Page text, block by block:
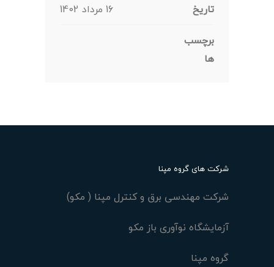
تاریخ
16 مرداد 1402
برچسب
ها
شرکت های گروه مپنا
شرکت مهندسی برق و کنترل مپنا ( مکو)
آزمایشگاه نوآوری باز مکو
گروه مپنا